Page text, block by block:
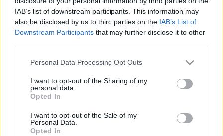
IAB’s list of downstream participants. This information may
also be disclosed by us to third parties on the IAB’s List of
Downstream Participants that may further disclose it to other
Personal Data Processing Opt Outs
I want to opt-out of the Sharing of my
personal data.
Opted In
I want to opt-out of the Sale of my
Personal Data.
Opted In
9.2.1998 | PRAHA (EkoList)
Útlum na železnici nahradit jejím rozvojem a začít se ucházet o
zákazníka ministr prof. Ing. Petr Moos, CSc. (bezpartijní) v
rozhovoru pro EkoList nastiňuje novou politiku ministerstva
dopravy.
9.2.1998 | PRAHA (EkoList)
V případu průzkumu zlatých ložisek v Kašperských Horách jsem
nemohl rozhodnout jinak, řekl mj. v rozhovoru pro EkoList ministr
životního prostředí Ing. Jiří Skalický (ODA).
|..|33| 34